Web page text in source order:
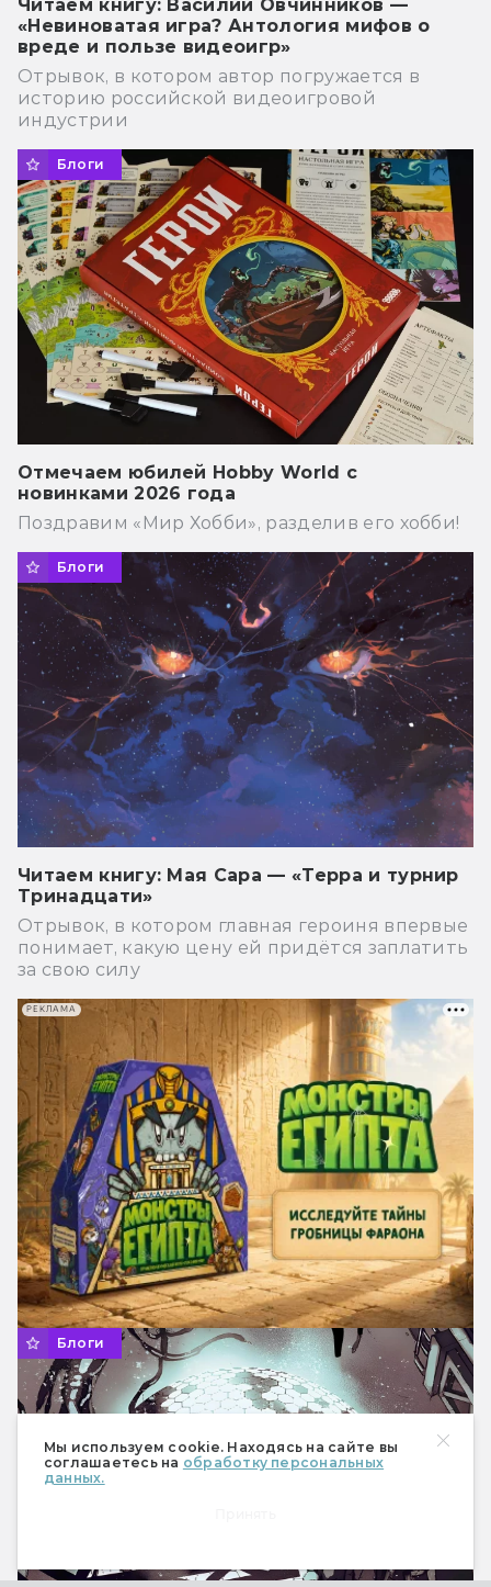
Мы используем cookie. Находясь на сайте вы
соглашаетесь на обработку персональных
данных.
Читаем книгу: Василий Овчинников —
«Невиноватая игра? Антология мифов о
вреде и пользе видеоигр»
Отрывок, в котором автор погружается в
историю российской видеоигровой
индустрии
Блоги
Отмечаем юбилей Hobby World с
новинками 2026 года
Поздравим «Мир Хобби», разделив его хобби!
Блоги
Читаем книгу: Мая Сара — «Терра и турнир
Тринадцати»
Отрывок, в котором главная героиня впервые
понимает, какую цену ей придётся заплатить
за свою силу
Блоги
РЕКЛАМА